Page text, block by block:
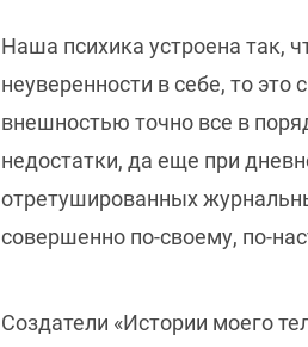
Наша психика устроена так,
неуверенности в себе, то
внешностью точно все в
недостатки, да еще при
отретушированных
совершенно по-своему, по-
Создатели «Истории моего